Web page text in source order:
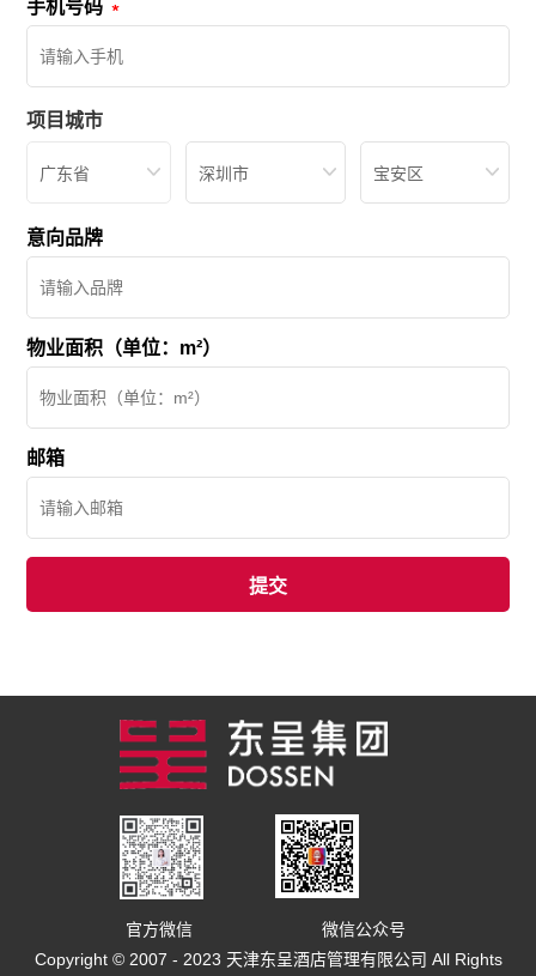
手机号码
项目城市
广东省 深圳市 宝安区
意向品牌
物业面积（单位：m²）
邮箱
官方微信
微信公众号
Copyright © 2007 - 2023 天津东呈酒店管理有限公司 All Rights